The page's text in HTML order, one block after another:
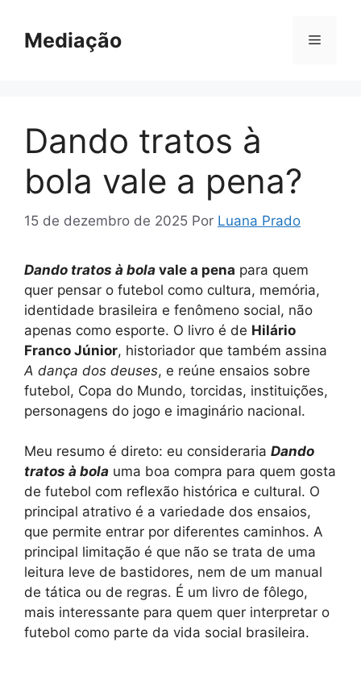
paraMediação Menu
Dando tratos à
bola vale a pena?
15 de dezembro de 2025 Por Luana Prado
Dando tratos à bola vale a pena para quem
quer pensar o futebol como cultura, memória,
identidade brasileira e fenômeno social, não
apenas como esporte. O livro é de Hilário
Franco Júnior, historiador que também assina
A dança dos deuses, e reúne ensaios sobre
futebol, Copa do Mundo, torcidas, instituições,
personagens do jogo e imaginário nacional.
Meu resumo é direto: eu consideraria Dando
tratos à bola uma boa compra para quem gosta
de futebol com reflexão histórica e cultural. O
principal atrativo é a variedade dos ensaios,
que permite entrar por diferentes caminhos. A
principal limitação é que não se trata de uma
leitura leve de bastidores, nem de um manual
de tática ou de regras. É um livro de fôlego,
mais interessante para quem quer interpretar o
futebol como parte da vida social brasileira.